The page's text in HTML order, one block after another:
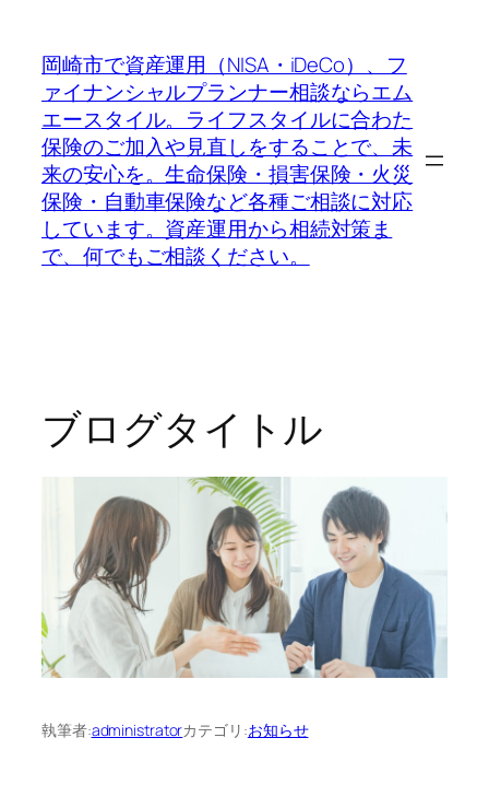
岡崎市で資産運用（NISA・iDeCo）、フ
ァイナンシャルプランナー相談ならエム
エースタイル。ライフスタイルに合わた
保険のご加入や見直しをすることで、未
来の安心を。生命保険・損害保険・火災
保険・自動車保険など各種ご相談に対応
しています。資産運用から相続対策ま
で、何でもご相談ください。
ブログタイトル
執筆者:administratorカテゴリ:お知らせ